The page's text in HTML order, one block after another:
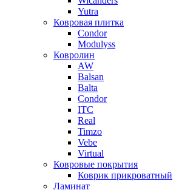
Yutra
Ковровая плитка
Condor
Modulyss
Ковролин
AW
Balsan
Balta
Condor
ITC
Real
Timzo
Vebe
Virtual
Ковровые покрытия
Коврик прикроватный
Ламинат